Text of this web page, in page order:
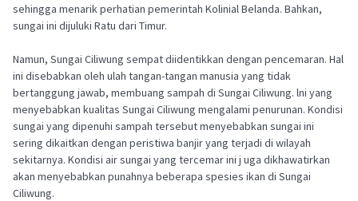
sehingga menarik perhatian pemerintah Kolinial Belanda. Bahkan,
sungai ini dijuluki Ratu dari Timur.
Namun, Sungai Ciliwung sempat diidentikkan dengan pencemaran. Hal
ini disebabkan oleh ulah tangan-tangan manusia yang tidak
bertanggung jawab, membuang sampah di Sungai Ciliwung. lni yang
menyebabkan kualitas Sungai Ciliwung mengalami penurunan. Kondisi
sungai yang dipenuhi sampah tersebut menyebabkan sungai ini
sering dikaitkan dengan peristiwa banjir yang terjadi di wilayah
sekitarnya. Kondisi air sungai yang tercemar ini j uga dikhawatirkan
akan menyebabkan punahnya beberapa spesies ikan di Sungai
Ciliwung.